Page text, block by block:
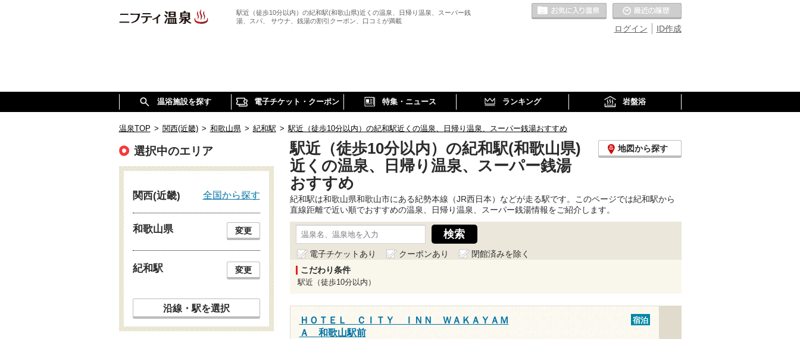
駅近（徒歩10分以内）の紀和駅(和歌山県)近くの温泉、日帰り温泉、スーパー銭
湯、スパ、 サウナ、銭湯の割引クーポン、口コミが満載
ID作成
ログイン
お気に入りの温泉
温浴施設を探す 電子チケット・クーポン 特集・ニュース ランキング 岩盤浴
温泉TOP > 関西(近畿) > 和歌山県 > 紀和駅 > 駅近（徒歩10分以内）の紀和駅近くの温泉、日帰り温泉、スーパー銭湯おすすめ
駅近（徒歩10分以内）の紀和駅(和歌山県)
近くの温泉、日帰り温泉、スーパー銭湯
おすすめ
地図から探す
紀和駅は和歌山県和歌山市にある紀勢本線（JR西日本）などが走る駅です。このページでは紀和駅から
直線距離で近い順でおすすめの温泉、日帰り温泉、スーパー銭湯情報をご紹介します。
電子チケットあり クーポンあり
閉館済みを除く
こだわり条件
駅近（徒歩10分以内）
ＨＯＴＥＬ ＣＩＴＹ ＩＮＮ ＷＡＫＡＹＡＭ
Ａ 和歌山駅前
宿泊
選択中のエリア
関西(近畿) 全国から探す
和歌山県 変更
紀和駅 変更
沿線・駅を選択